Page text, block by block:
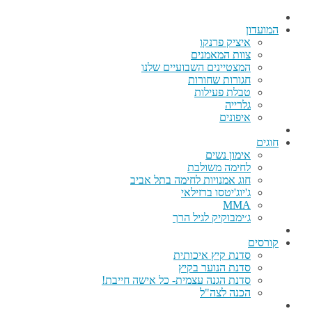
המועדון
איציק פרנקו
צוות המאמנים
המצטיינים השבועיים שלנו
חגורות שחורות
טבלת פעילות
גלרייה
איפונים
חוגים
אימון נשים
לחימה משולבת
חוג אמנויות לחימה בתל אביב
ג'יוג'יטסו ברזילאי
MMA
ג׳ימבוקיק לגיל הרך
קורסים
סדנת קיץ איכותית
סדנת הנוער בקיץ
סדנת הגנה עצמית- כל אישה חייבת!
הכנה לצה"ל